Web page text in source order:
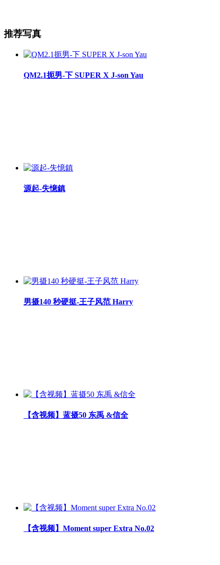
推荐写真
QM2.1扼男-下 SUPER X J-son Yau
源起-失憶鎮
男摄140 秒硬挺-王子风范 Harry
【含视频】蓝摄50 东禹 &信全
【含视频】Moment super Extra No.02